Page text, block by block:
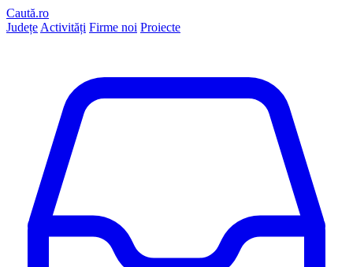
Caută.ro
Județe Activități Firme noi Proiecte